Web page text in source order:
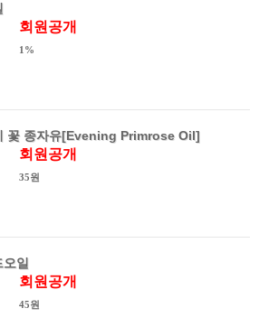
회원공개
1%
꽃 종자유[Evening Primrose Oil]
회원공개
35원
일
회원공개
45원